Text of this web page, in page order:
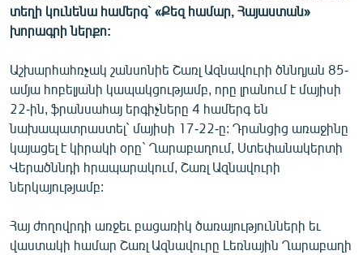
ՓՈԴՔԱՍԹ
English
Русский
ՀԵՏԵՎԵՔ ՄԵԶ
տեղի կունենա համերգ` «Քեզ համար, Հայաստան»
խորագրի ներքո:
Աշխարհահռչակ շանսոնիե Շառլ Ազնավուրի ծննդյան 85-
ամյա հոբելյանի կապակցությամբ, որը լրանում է մայիսի
22-ին, ֆրանսահայ երգիչները 4 համերգ են
նախապատրաստել` մայիսի 17-22-ը: Դրանցից առաջինը
կայացել է կիրակի օրը` Ղարաբաղում, Ստեփանակերտի
Վերածննդի հրապարակում, Շառլ Ազնավուրի
ներկայությամբ:
Հայ ժողովրդի առջեւ բացառիկ ծառայությունների եւ
վաստակի համար Շառլ Ազնավուրը Լեռնային Ղարաբաղի